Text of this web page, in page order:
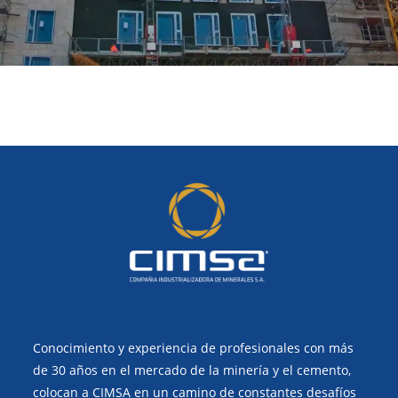
Conocimiento y experiencia de profesionales con más
de 30 años en el mercado de la minería y el cemento,
colocan a CIMSA en un camino de constantes desafíos